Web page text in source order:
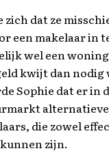
zich dat ze
een makelaar in
wel een
kwijt dan nodig
Sophie dat er in
die zowel
zijn.